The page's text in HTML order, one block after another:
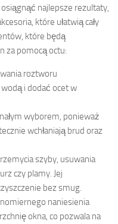
najlepsze rezultaty,
które ułatwią cały
które będą
za pomocą octu:
roztworu
i dodać ocet w
wyborem, ponieważ
wchłaniają brud oraz
szyby, usuwania
czy plamy. Jej
bez smug.
naniesienia
okna, co pozwala na